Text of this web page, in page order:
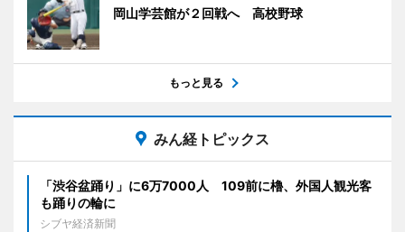
岡山学芸館が２回戦へ 高校野球
もっと見る
みん経トピックス
「渋谷盆踊り」に6万7000人 109前に櫓、外国人観光客
も踊りの輪に
シブヤ経済新聞